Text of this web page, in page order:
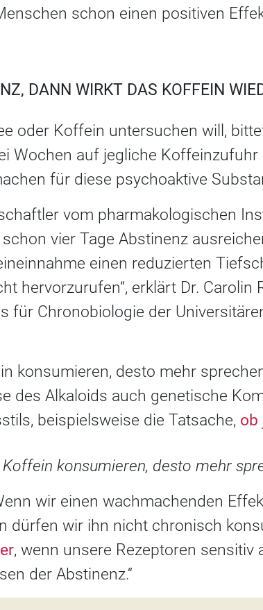
schon einen positiven
DANN WIRKT DAS KOFFEIN
oder Koffein untersuchen will,
Wochen auf jegliche
für diese psychoaktive
vom pharmakologischen
schon vier Tage Abstinenz
einen reduzierten
hervorzurufen“, erklärt Dr. Carolin
für Chronobiologie der
konsumieren, desto mehr
des Alkaloids auch genetische
beispielsweise die Tatsache, ob
konsumieren, desto mehr
wir einen wachmachenden
dürfen wir ihn nicht chronisch
, wenn unsere Rezeptoren sensitiv
der Abstinenz.“